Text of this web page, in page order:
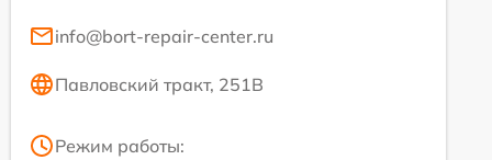
info@bort-repair-center.ru
Павловский тракт, 251В
Режим работы: